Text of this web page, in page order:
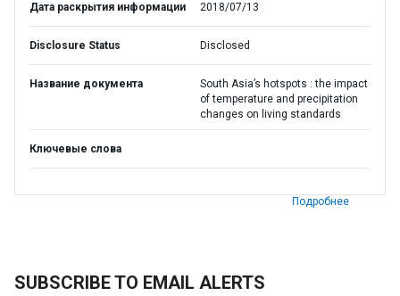
Дата раскрытия информации 2018/07/13
Disclosure Status Disclosed
Название документа
South Asia’s hotspots : the impact
of temperature and precipitation
changes on living standards
Ключевые слова
Подробнее
SUBSCRIBE TO EMAIL ALERTS